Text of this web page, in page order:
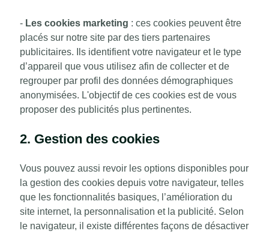
- Les cookies marketing : ces cookies peuvent être
placés sur notre site par des tiers partenaires
publicitaires. Ils identifient votre navigateur et le type
d’appareil que vous utilisez afin de collecter et de
regrouper par profil des données démographiques
anonymisées. L'objectif de ces cookies est de vous
proposer des publicités plus pertinentes.
2. Gestion des cookies
Vous pouvez aussi revoir les options disponibles pour
la gestion des cookies depuis votre navigateur, telles
que les fonctionnalités basiques, l’amélioration du
site internet, la personnalisation et la publicité. Selon
le navigateur, il existe différentes façons de désactiver